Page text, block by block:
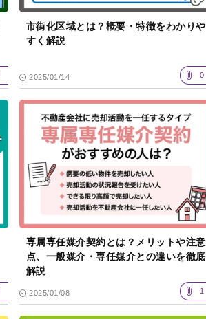
市街化区域とは？概要・特徴をわかりや
すく解説
2025/01/14 0
専属専任媒介契約とは？メリットや注意
点、一般媒介・専任媒介との違いを徹底
解説
2025/01/08 1